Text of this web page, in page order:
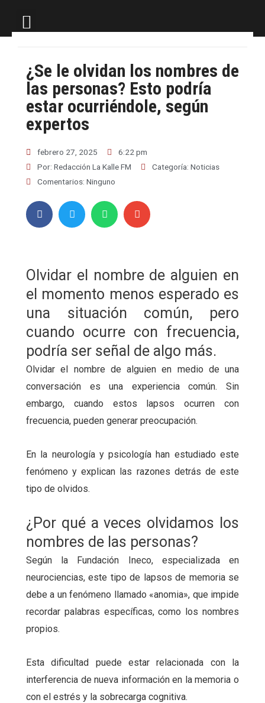
¿Se le olvidan los nombres de
las personas? Esto podría
estar ocurriéndole, según
expertos
febrero 27, 2025
6:22 pm
Por: Redacción La Kalle FM Categoría: Noticias
Comentarios: Ninguno
Olvidar el nombre de alguien en
el momento menos esperado es
una situación común, pero
cuando ocurre con frecuencia,
podría ser señal de algo más.
Olvidar el nombre de alguien en medio de una
conversación es una experiencia común. Sin
embargo, cuando estos lapsos ocurren con
frecuencia, pueden generar preocupación.
En la neurología y psicología han estudiado este
fenómeno y explican las razones detrás de este
tipo de olvidos.
¿Por qué a veces olvidamos los
nombres de las personas?
Según la Fundación Ineco, especializada en
neurociencias, este tipo de lapsos de memoria se
debe a un fenómeno llamado «anomia», que impide
recordar palabras específicas, como los nombres
propios.
Esta dificultad puede estar relacionada con la
interferencia de nueva información en la memoria o
con el estrés y la sobrecarga cognitiva.